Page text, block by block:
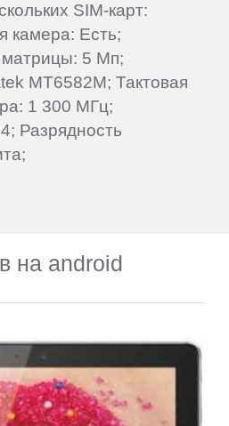
SIM-карт:
камера: Есть;
матрицы: 5 Мп;
MT6582M; Тактовая
1 300 МГц;
Разрядность
на android